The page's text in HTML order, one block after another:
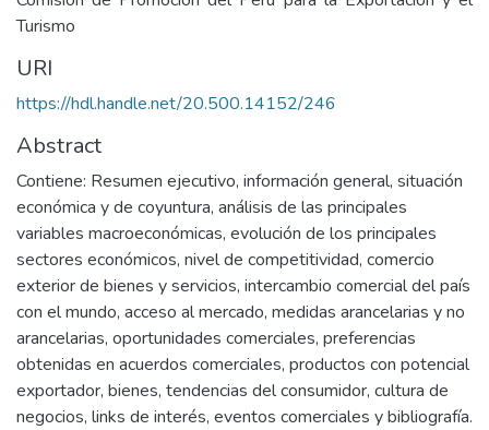
Turismo
URI
https://hdl.handle.net/20.500.14152/246
Abstract
Contiene: Resumen ejecutivo, información general, situación
económica y de coyuntura, análisis de las principales
variables macroeconómicas, evolución de los principales
sectores económicos, nivel de competitividad, comercio
exterior de bienes y servicios, intercambio comercial del país
con el mundo, acceso al mercado, medidas arancelarias y no
arancelarias, oportunidades comerciales, preferencias
obtenidas en acuerdos comerciales, productos con potencial
exportador, bienes, tendencias del consumidor, cultura de
negocios, links de interés, eventos comerciales y bibliografía.